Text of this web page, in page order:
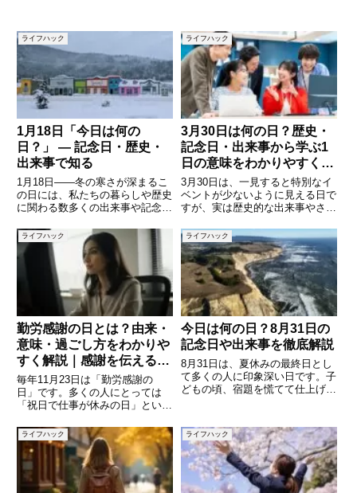
ライフハック
1月18日「今日は何の
日？」 ― 記念日・歴史・
出来事で知る
1月18日――冬の寒さが深まるこ
の日には、私たちの暮らしや歴史
に関わる数多くの出来事や記念日
日」「都バスの日」「振袖火事の
日」など、防災や交通、歴史を思
い起こさせる日が制定されていま
す。また、世界に目を向けて
ライフハック
3月30日は何の日？歴史・
記念日・出来事から学ぶ1
日の意味をわかりやすく解
説
3月30日は、一見すると特別なイ
ベントが少ないように見える日で
すが、実は歴史的な出来事やさま
る1日です。世界の出来事から日
本の記念日までを知ることで、何
気ない1日が少し特別に感じられ
るかもしれません。本記事では
ライフハック
勤労感謝の日とは？由来・
意味・過ごし方をわかりや
すく解説｜感謝を伝えるお
すすめの方法も紹介
毎年11月23日は「勤労感謝の
日」です。多くの人にとっては
「祝日で仕事が休みの日」という
が、実はこの日には深い歴史と意
味があります。勤労感謝の日は、
単に働く人をねぎらう日ではな
く、「働くこと」そのものへの感
謝、そ
ライフハック
今日は何の日？8月31日の
記念日や出来事を徹底解説
8月31日は、夏休みの最終日とし
て多くの人に印象深い日です。子
どもの頃、宿題を慌てて仕上げた
しょう。しかし、8月31日にはそ
れ以外にもさまざまな記念日や歴
史的な出来事が重なっていま
ライフハック ライフハック